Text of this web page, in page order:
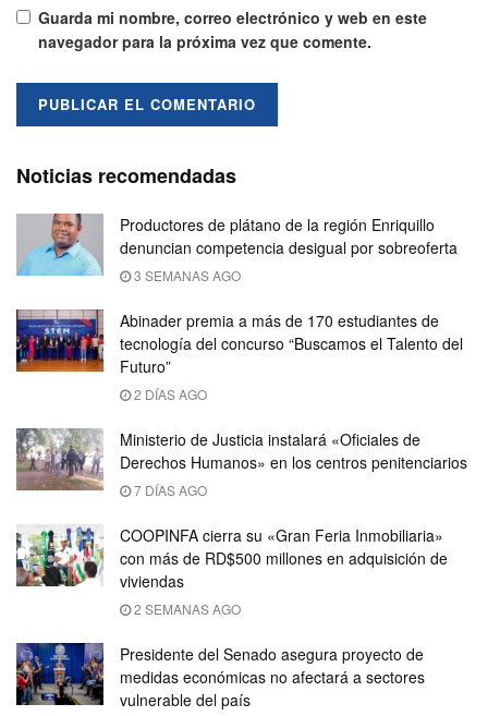
Guarda mi nombre, correo electrónico y web en este
navegador para la próxima vez que comente.
Noticias recomendadas
Productores de plátano de la región Enriquillo
denuncian competencia desigual por sobreoferta
3 SEMANAS AGO
Abinader premia a más de 170 estudiantes de
tecnología del concurso “Buscamos el Talento del
Futuro”
2 DÍAS AGO
Ministerio de Justicia instalará «Oficiales de
Derechos Humanos» en los centros penitenciarios
7 DÍAS AGO
COOPINFA cierra su «Gran Feria Inmobiliaria»
con más de RD$500 millones en adquisición de
viviendas
2 SEMANAS AGO
Presidente del Senado asegura proyecto de
medidas económicas no afectará a sectores
vulnerable del país